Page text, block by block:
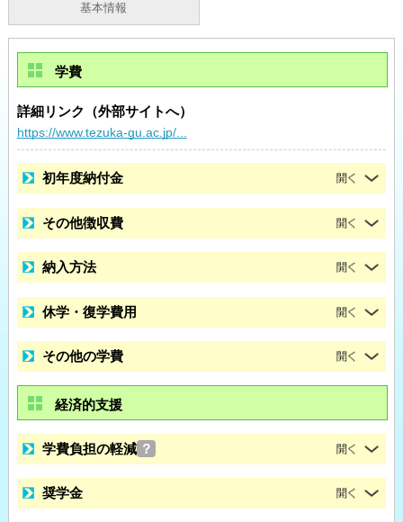
基本情報
学費
詳細リンク（外部サイトへ）
https://www.tezuka-gu.ac.jp/...
初年度納付金
その他徴収費
納入方法
休学・復学費用
その他の学費
経済的支援
学費負担の軽減 ？
奨学金